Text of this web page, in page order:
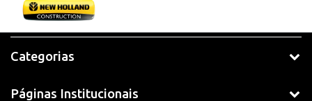
Categorias
Páginas Institucionais